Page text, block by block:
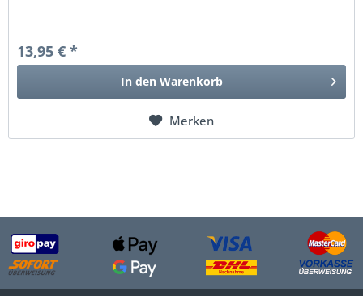
13,95 € *
In den Warenkorb
Merken